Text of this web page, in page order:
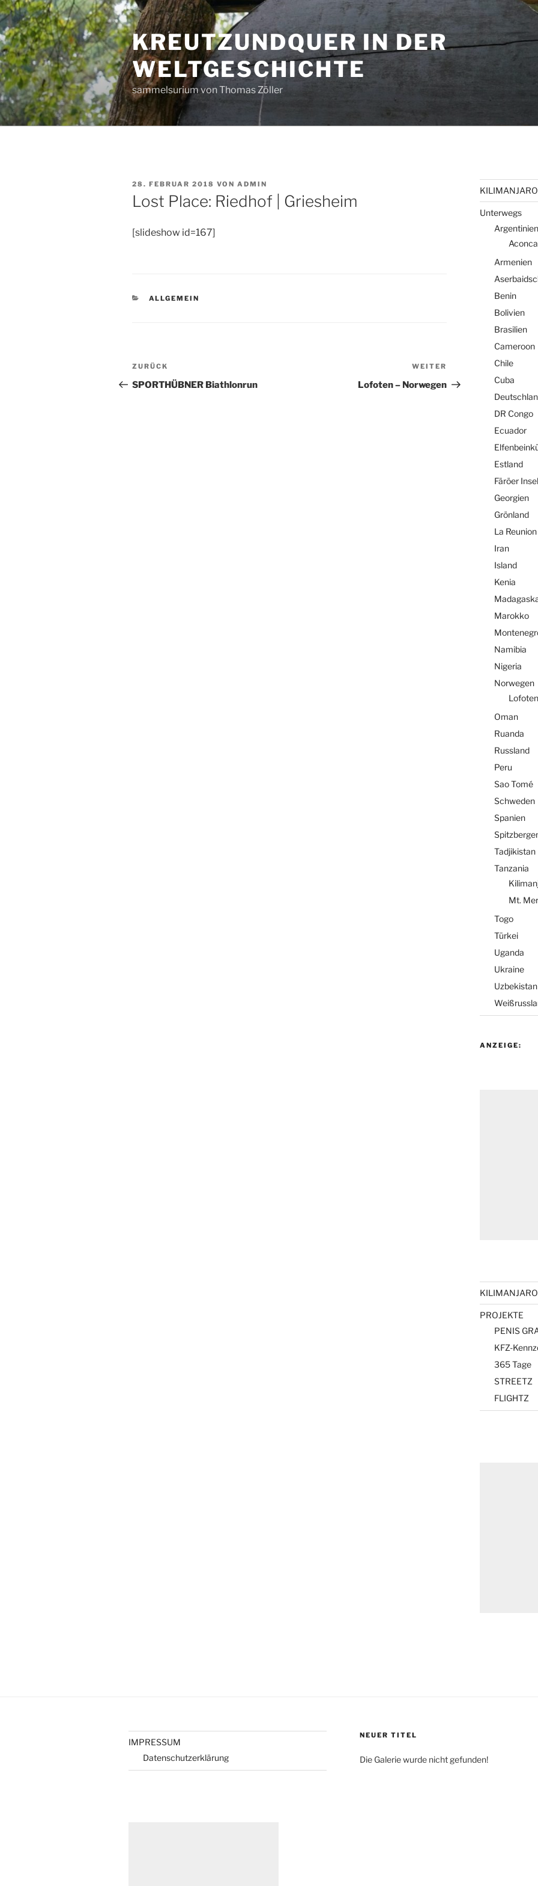
Zum
Inhalt
springen
KREUTZUNDQUER IN DER
WELTGESCHICHTE
sammelsurium von Thomas Zöller
VERÖFFENTLICHT
AM
28. FEBRUAR 2018 VON ADMIN
Lost Place: Riedhof | Griesheim
[slideshow id=167]
KATEGORIEN
ALLGEMEIN
Beitragsnavigation
Vorheriger
Beitrag
ZURÜCK
SPORTHÜBNER Biathlonrun
Beitrag
WEITER
Lofoten – Norwegen
Unterwegs
Argentinien
Armenien
Benin
Bolivien
Brasilien
Cameroon
Chile
Cuba
DR Congo
Ecuador
Estland
Färöer
Georgien
Grönland
La Reunion
Iran
Island
Kenia
Marokko
Namibia
Nigeria
Norwegen
Lofoten
Oman
Ruanda
Russland
Peru
Sao Tomé
Schweden
Spanien
Tadjikistan
Tanzania
Mt.
Togo
Türkei
Uganda
Ukraine
Uzbekistan
ANZEIGE:
PROJEKTE
PENIS
KFZ-
365 Tage
STREETZ
FLIGHTZ
IMPRESSUM
Datenschutzerklärung
NEUER TITEL
Die Galerie wurde nicht gefunden!